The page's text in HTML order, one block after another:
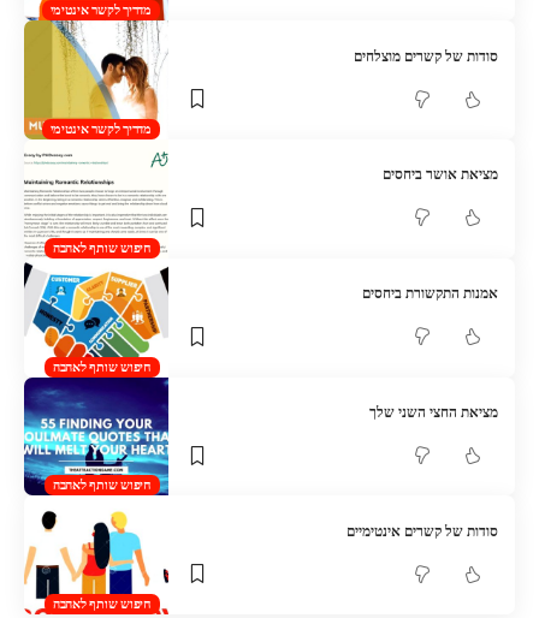
מדריך לקשר אינטימי
מדריך לקשר אינטימי
סודות של קשרים מוצלחים
חיפוש שותף לאהבה
מציאת אושר ביחסים
חיפוש שותף לאהבה
אמנות התקשורת ביחסים
חיפוש שותף לאהבה
מציאת החצי השני שלך
חיפוש שותף לאהבה
סודות של קשרים אינטימיים